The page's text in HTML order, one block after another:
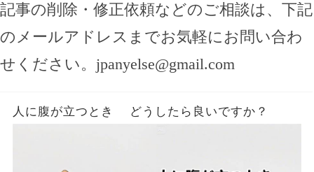
記事の削除・修正依頼などのご相談は、下記
のメールアドレスまでお気軽にお問い合わ
せください。 jpanyelse@gmail.com
人に腹が立つとき どうしたら良いですか？